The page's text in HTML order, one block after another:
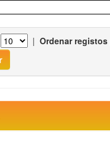
| Ordenar registos